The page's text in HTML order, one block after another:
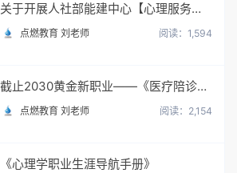
关于开展人社部能建中心【心理服务顾问】职业培训与考试
点燃教育 刘老师 阅读：1,594
截止2030黄金新职业——《医疗陪诊顾问》陪诊师
点燃教育 刘老师 阅读：2,154
《心理学职业生涯导航手册》